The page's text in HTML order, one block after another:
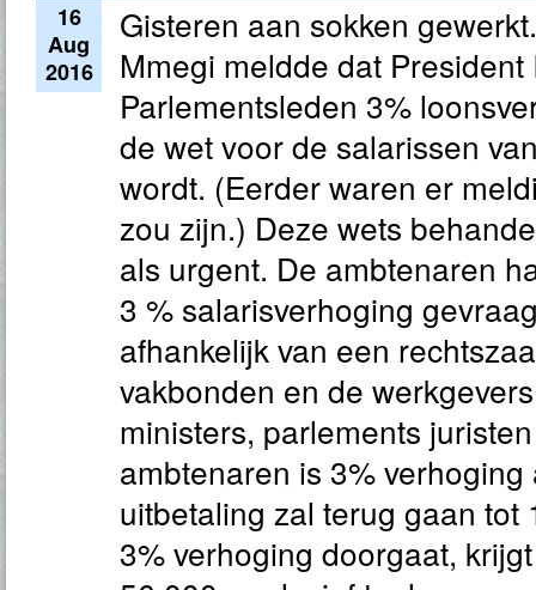
16
Aug
2016
Gisteren aan sokken gewerkt.
Mmegi meldde dat
Parlementsleden 3%
de wet voor de salarissen
wordt. (Eerder waren er
zou zijn.) Deze wets
als urgent. De ambtenaren
3 % salarisverhoging
afhankelijk van een
vakbonden en de
ministers, parlements
ambtenaren is 3%
uitbetaling zal terug gaan tot
3% verhoging doorgaat,